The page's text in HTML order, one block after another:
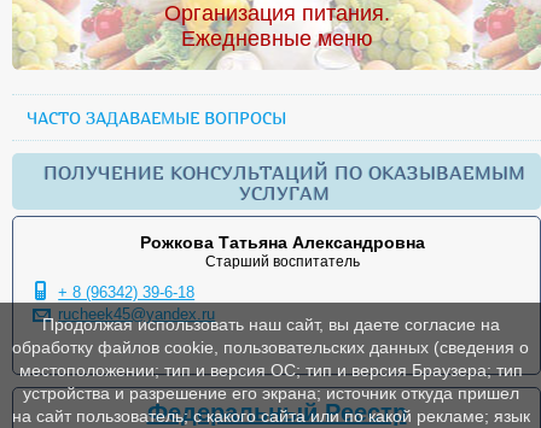
Организация питания.
Ежедневные меню
ЧАСТО ЗАДАВАЕМЫЕ ВОПРОСЫ
ПОЛУЧЕНИЕ КОНСУЛЬТАЦИЙ ПО ОКАЗЫВАЕМЫМ
УСЛУГАМ
Рожкова Татьяна Александровна
Старший воспитатель
+ 8 (96342) 39-6-18
rucheek45@yandex.ru
Федеральный Реестр
Продолжая использовать наш сайт, вы даете согласие на
обработку файлов cookie, пользовательских данных (сведения о
местоположении; тип и версия ОС; тип и версия Браузера; тип
устройства и разрешение его экрана; источник откуда пришел
на сайт пользователь; с какого сайта или по какой рекламе; язык